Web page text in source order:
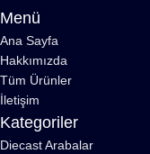
Menü
Ana Sayfa
Hakkımızda
Tüm Ürünler
İletişim
Kategoriler
Diecast Arabalar